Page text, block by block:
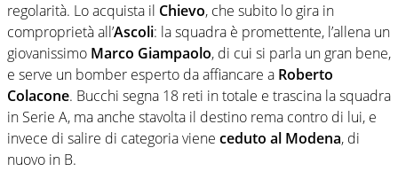
regolarità. Lo acquista il Chievo, che subito lo gira in
comproprietà all’Ascoli: la squadra è promettente, l’allena un
giovanissimo Marco Giampaolo, di cui si parla un gran bene,
e serve un bomber esperto da affiancare a Roberto
Colacone. Bucchi segna 18 reti in totale e trascina la squadra
in Serie A, ma anche stavolta il destino rema contro di lui, e
invece di salire di categoria viene ceduto al Modena, di
nuovo in B.